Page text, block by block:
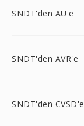
SNDT'den AU'e
SNDT'den AVR'e
SNDT'den CVSD'e